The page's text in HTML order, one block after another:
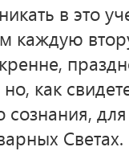
в это
каждую
как
сознания,
Светах.